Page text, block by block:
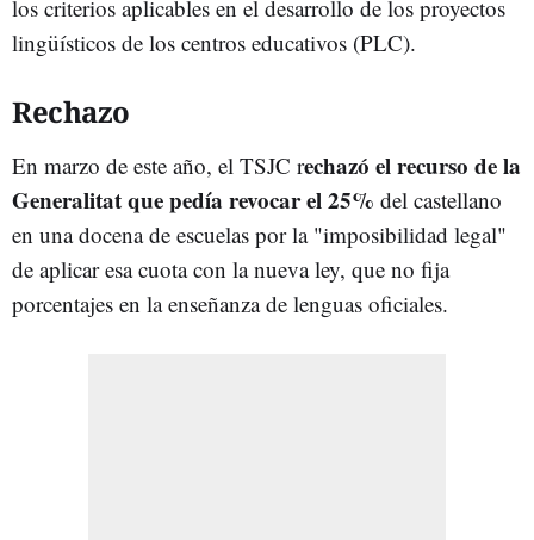
los criterios aplicables en el desarrollo de los proyectos
lingüísticos de los centros educativos (PLC).
Rechazo
En marzo de este año, el TSJC rechazó el recurso de la
Generalitat que pedía revocar el 25% del castellano
en una docena de escuelas por la "imposibilidad legal"
de aplicar esa cuota con la nueva ley, que no fija
porcentajes en la enseñanza de lenguas oficiales.